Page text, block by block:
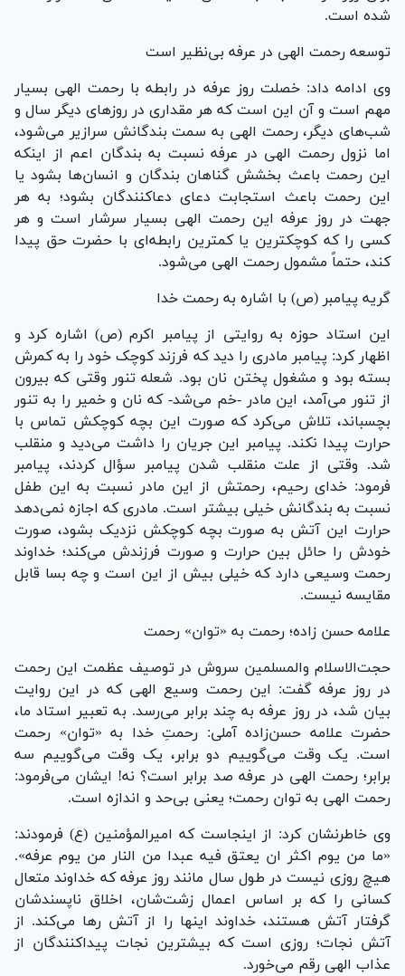
شده است.
توسعه رحمت الهی در عرفه بی‌نظیر است
وی ادامه داد: خصلت روز عرفه در رابطه با رحمت الهی بسیار
مهم است و آن این است که هر مقداری در روزهای دیگر سال و
شب‌های دیگر، رحمت الهی به سمت بندگانش سرازیر می‌شود،
اما نزول رحمت الهی در عرفه نسبت به بندگان اعم از اینکه
این رحمت باعث بخشش گناهان بندگان و انسان‌ها بشود یا
این رحمت باعث استجابت دعای دعاکنندگان بشود؛ به هر
جهت در روز عرفه این رحمت الهی بسیار سرشار است و هر
کسی را که کوچکترین یا کمترین رابطه‌ای با حضرت حق پیدا
کند، حتماً مشمول رحمت الهی می‌شود.
گریه پیامبر (ص) با اشاره به رحمت خدا
این استاد حوزه به روایتی از پیامبر اکرم (ص) اشاره کرد و
اظهار کرد: پیامبر مادری را دید که فرزند کوچک خود را به کمرش
بسته بود و مشغول پختن نان بود. شعله تنور وقتی که بیرون
از تنور می‌آمد، این مادر -خم می‌شد- که نان و خمیر را به تنور
بچسباند، تلاش می‌کرد که صورت این بچه کوچکش تماس با
حرارت پیدا نکند. پیامبر این جریان را داشت می‌دید و منقلب
شد. وقتی از علت منقلب شدن پیامبر سؤال کردند، پیامبر
فرمود: خدای رحیم، رحمتش از این مادر نسبت به این طفل
نسبت به بندگانش خیلی بیشتر است. مادری که اجازه نمی‌دهد
حرارت این آتش به صورت بچه کوچکش نزدیک بشود، صورت
خودش را حائل بین حرارت و صورت فرزندش می‌کند؛ خداوند
رحمت وسیعی دارد که خیلی بیش از این است و چه بسا قابل
مقایسه نیست.
علامه حسن زاده؛ رحمت به «توان» رحمت
حجت‌الاسلام والمسلمین سروش در توصیف عظمت این رحمت
در روز عرفه گفت: این رحمت وسیع الهی که در این روایت
بیان شد، در روز عرفه به چند برابر می‌رسد. به تعبیر استاد ما،
حضرت علامه حسن‌زاده آملی: رحمتِ خدا به «توان» رحمت
است. یک وقت می‌گوییم دو برابر، یک وقت می‌گوییم سه
برابر؛ رحمت الهی در عرفه صد برابر است؟ نه! ایشان می‌فرمود:
رحمت الهی به توان رحمت؛ یعنی بی‌حد و اندازه است.
وی خاطرنشان کرد: از اینجاست که امیرالمؤمنین (ع) فرمودند:
«ما من یوم اکثر ان یعتق فیه عبدا من النار من یوم عرفه».
هیچ روزی نیست در طول سال مانند روز عرفه که خداوند متعال
کسانی را که بر اساس اعمال زشت‌شان، اخلاق ناپسندشان
گرفتار آتش هستند، خداوند اینها را از آتش رها می‌کند. از
آتش نجات؛ روزی است که بیشترین نجات پیداکنندگان از
عذاب الهی رقم می‌خورد.